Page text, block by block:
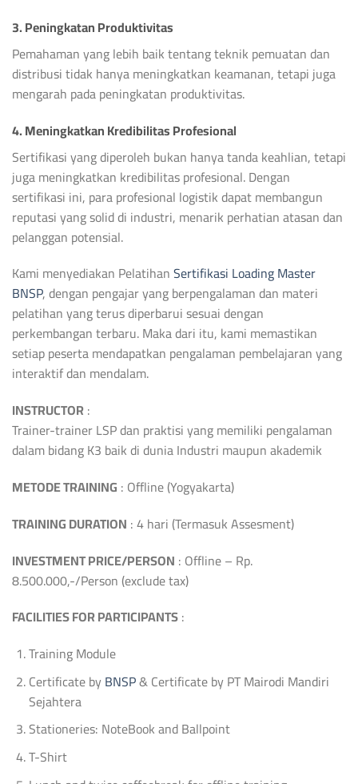
3. Peningkatan Produktivitas
Pemahaman yang lebih baik tentang teknik pemuatan dan
distribusi tidak hanya meningkatkan keamanan, tetapi juga
mengarah pada peningkatan produktivitas.
4. Meningkatkan Kredibilitas Profesional
Sertifikasi yang diperoleh bukan hanya tanda keahlian, tetapi
juga meningkatkan kredibilitas profesional. Dengan
sertifikasi ini, para profesional logistik dapat membangun
reputasi yang solid di industri, menarik perhatian atasan dan
pelanggan potensial.
Kami menyediakan PelatihanSertifikasi Loading Master
BNSP, dengan pengajar yang berpengalaman dan materi
pelatihan yang terus diperbarui sesuai dengan
perkembangan terbaru. Maka dari itu, kami memastikan
setiap peserta mendapatkan pengalaman pembelajaran yang
interaktif dan mendalam.
INSTRUCTOR:
Trainer-trainer LSP dan praktisi yang memiliki pengalaman
dalam bidang K3 baik di dunia Industri maupun akademik
METODE TRAINING : Offline (Yogyakarta)
TRAINING DURATION : 4 hari (Termasuk Assesment)
INVESTMENT PRICE/PERSON : Offline – Rp.
8.500.000,-/Person (exclude tax)
FACILITIES FOR PARTICIPANTS:
Training Module
Certificate byBNSP& Certificate by PT Mairodi Mandiri
Sejahtera
Stationeries: NoteBook and Ballpoint
T-Shirt